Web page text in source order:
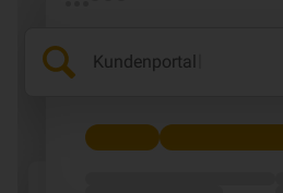
Kundenportal